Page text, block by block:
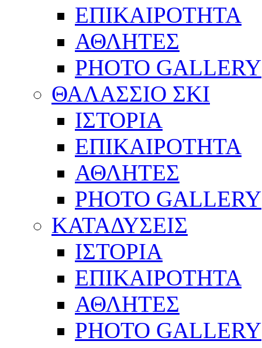
ΕΠΙΚΑΙΡΟΤΗΤΑ
ΑΘΛΗΤΕΣ
PHOTO GALLERY
ΘΑΛΑΣΣΙΟ ΣΚΙ
ΙΣΤΟΡΙΑ
ΕΠΙΚΑΙΡΟΤΗΤΑ
ΑΘΛΗΤΕΣ
PHOTO GALLERY
ΚΑΤΑΔΥΣΕΙΣ
ΙΣΤΟΡΙΑ
ΕΠΙΚΑΙΡΟΤΗΤΑ
ΑΘΛΗΤΕΣ
PHOTO GALLERY